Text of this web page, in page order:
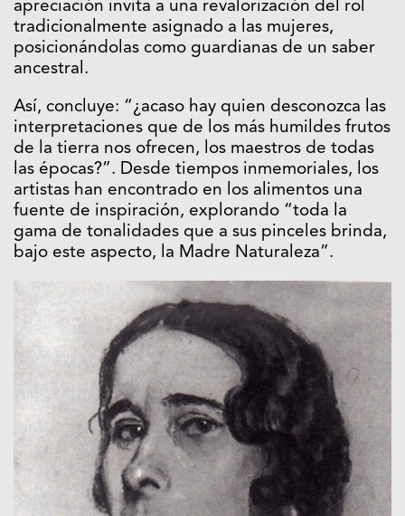
apreciación invita a una revalorización del rol
tradicionalmente asignado a las mujeres,
posicionándolas como guardianas de un saber
ancestral.
Así, concluye: “¿acaso hay quien desconozca las
interpretaciones que de los más humildes frutos
de la tierra nos ofrecen, los maestros de todas
las épocas?”. Desde tiempos inmemoriales, los
artistas han encontrado en los alimentos una
fuente de inspiración, explorando “toda la
gama de tonalidades que a sus pinceles brinda,
bajo este aspecto, la Madre Naturaleza”.